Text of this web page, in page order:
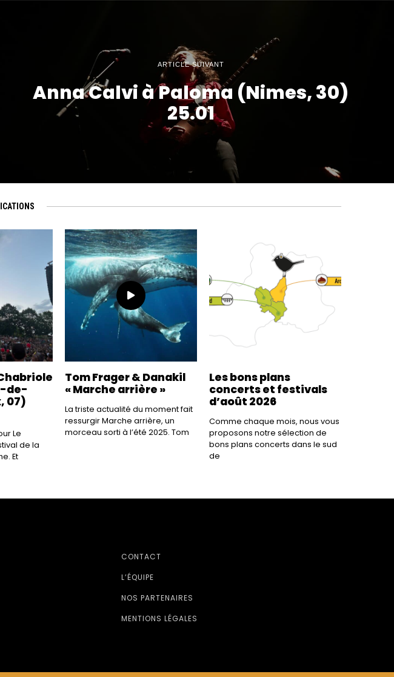
ARTICLE SUIVANT
Anna Calvi à Paloma (Nimes, 30)
25.01
de-
07)
Le
de la
Et
Tom Frager & Danakil
« Marche arrière »
La triste actualité du moment fait
ressurgir Marche arrière, un
morceau sorti à l’été 2025. Tom
Les bons plans
concerts et festivals
d’août 2026
Comme chaque mois, nous vous
proposons notre sélection de
bons plans concerts dans le sud
de
CONTACT
L’ÉQUIPE
NOS PARTENAIRES
MENTIONS LÉGALES